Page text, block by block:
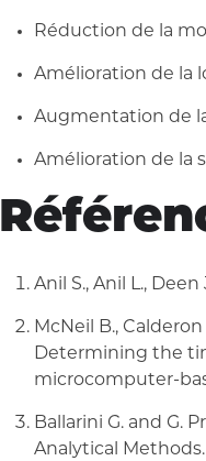
Réduction de la
Amélioration de la
Augmentation de
Amélioration de la
Anil S., Anil L.,
McNeil B., Calderon
Determining the
microcomputer-
Ballarini G. and G.
Analytical